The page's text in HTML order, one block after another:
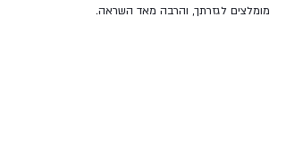
מומלצים לגזרתך, והרבה מאד השראה.